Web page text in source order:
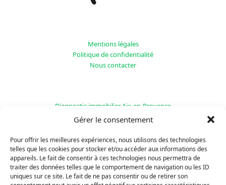
Gérer le consentement
Pour offrir les meilleures expériences, nous utilisons des technologies
telles que les cookies pour stocker et/ou accéder aux informations des
appareils. Le fait de consentir à ces technologies nous permettra de
traiter des données telles que le comportement de navigation ou les ID
uniques sur ce site. Le fait de ne pas consentir ou de retirer son
Mentions légales
Politique de confidentialité
Nous contacter
Diagnostic immobilier Aix-en-Provence
Diagnostic immobilier Toulon